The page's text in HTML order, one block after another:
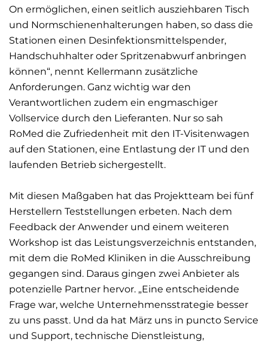
On ermöglichen, einen seitlich ausziehbaren Tisch
und Normschienenhalterungen haben, so dass die
Stationen einen Desinfektionsmittelspender,
Handschuhhalter oder Spritzenabwurf anbringen
können“, nennt Kellermann zusätzliche
Anforderungen. Ganz wichtig war den
Verantwortlichen zudem ein engmaschiger
Vollservice durch den Lieferanten. Nur so sah
RoMed die Zufriedenheit mit den IT-Visitenwagen
auf den Stationen, eine Entlastung der IT und den
laufenden Betrieb sichergestellt.
Mit diesen Maßgaben hat das Projektteam bei fünf
Herstellern Teststellungen erbeten. Nach dem
Feedback der Anwender und einem weiteren
Workshop ist das Leistungsverzeichnis entstanden,
mit dem die RoMed Kliniken in die Ausschreibung
gegangen sind. Daraus gingen zwei Anbieter als
potenzielle Partner hervor. „Eine entscheidende
Frage war, welche Unternehmensstrategie besser
zu uns passt. Und da hat März uns in puncto Service
und Support, technische Dienstleistung,